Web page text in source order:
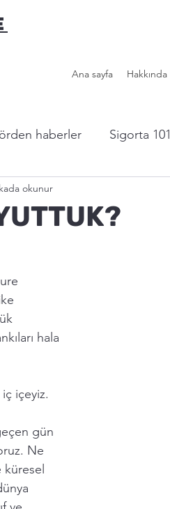
Ana sayfa Hakkında
haberler Sigorta 101
Yazardan...
okunur
hala
içeyiz.
gün
Ne